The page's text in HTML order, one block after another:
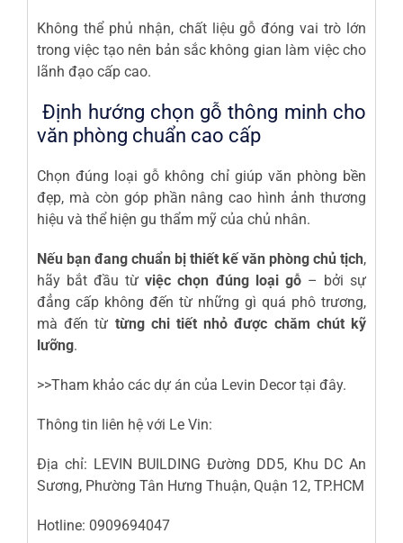
Không thể phủ nhận, chất liệu gỗ đóng vai trò lớn
trong việc tạo nên bản sắc không gian làm việc cho
lãnh đạo cấp cao.
Định hướng chọn gỗ thông minh cho
văn phòng chuẩn cao cấp
Chọn đúng loại gỗ không chỉ giúp văn phòng bền
đẹp, mà còn góp phần nâng cao hình ảnh thương
hiệu và thể hiện gu thẩm mỹ của chủ nhân.
Nếu bạn đang chuẩn bị thiết kế văn phòng chủ tịch,
hãy bắt đầu từviệc chọn đúng loại gỗ– bởi sự
đẳng cấp không đến từ những gì quá phô trương,
mà đến từ từng chi tiết nhỏ được chăm chút kỹ
lưỡng.
>>Tham khảo các dự án của Levin Decortại đây.
Thông tin liên hệ với Le Vin:
Địa chỉ: LEVIN BUILDING Đường DD5, Khu DC An
Sương, Phường Tân Hưng Thuận, Quận 12, TP.HCM
Hotline: 0909694047